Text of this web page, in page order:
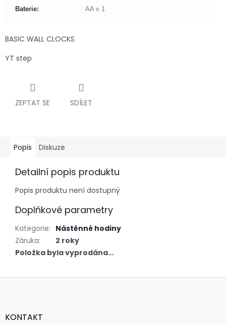
Baterie: AA x 1
BASIC WALL CLOCKS
YT step
ZEPTAT SE SDÍLET
Popis Diskuze
Detailní popis produktu
Popis produktu není dostupný
Doplňkové parametry
Kategorie: Nástěnné hodiny
Záruka:
2 roky
Položka byla vyprodána…
Z
aKONTAKT